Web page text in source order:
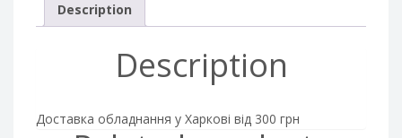
Description
Description
Доставка обладнання у Харкові від 300 грн